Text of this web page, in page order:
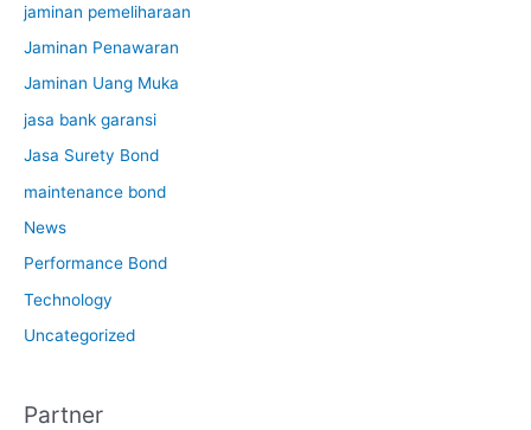
jaminan pemeliharaan
Jaminan Penawaran
Jaminan Uang Muka
jasa bank garansi
Jasa Surety Bond
maintenance bond
News
Performance Bond
Technology
Uncategorized
Partner